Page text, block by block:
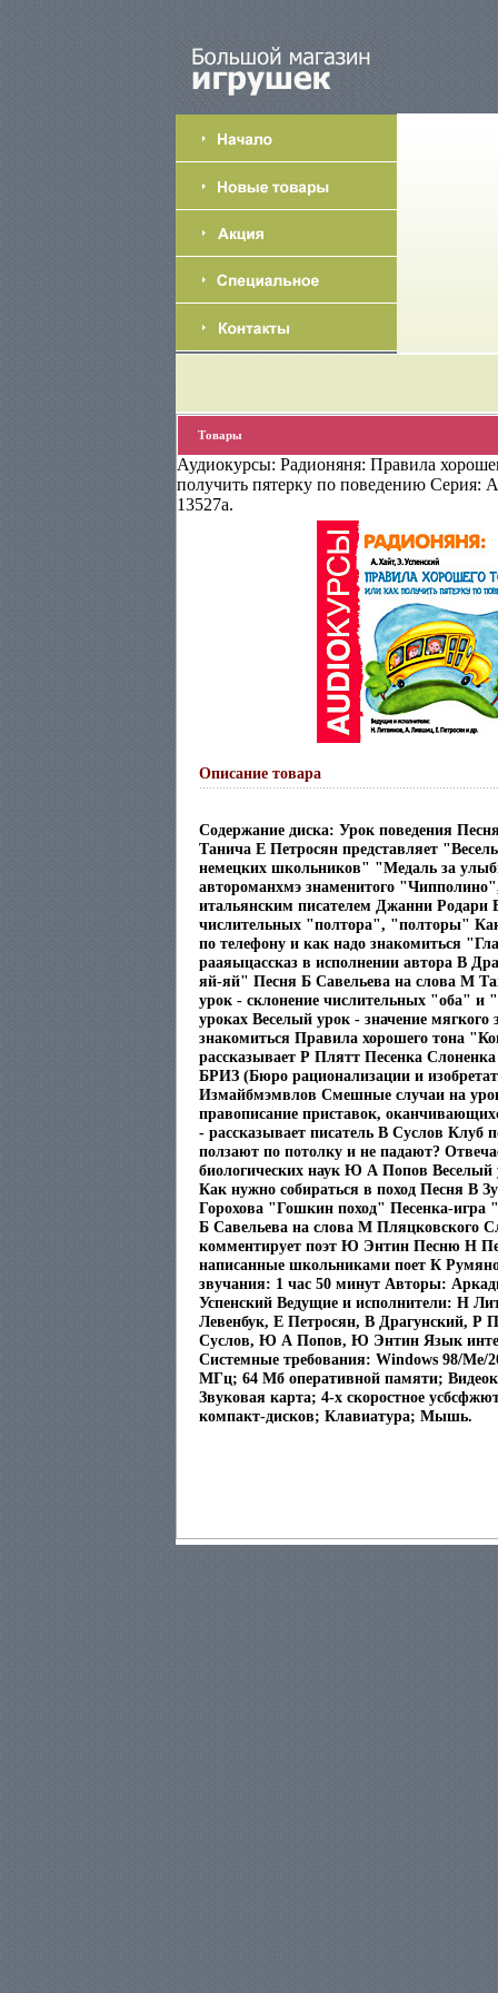
Товары
Аудиокурсы: Радионяня: Правила
получить пятерку по поведению Серия:
13527a.
Описание товара
Содержание диска: Урок поведения
Танича Е Петросян представляет
немецких школьников" "Медаль за
автороманхмэ знаменитого
итальянским писателем Джанни Родари
числительных "полтора", "полторы"
по телефону и как надо знакомиться
рааяыцассказ в исполнении автора В
яй-яй" Песня Б Савельева на слова М
урок - склонение числительных "оба"
уроках Веселый урок - значение мягкого
знакомиться Правила хорошего тона
рассказывает Р Плятт Песенка
БРИЗ (Бюро рационализации и
Измайбмэмвлов Смешные случаи на
правописание приставок,
- рассказывает писатель В Суслов Клуб
ползают по потолку и не падают?
биологических наук Ю А Попов Веселый
Как нужно собираться в поход Песня В
Горохова "Гошкин поход" Песенка-игра
Б Савельева на слова М Пляцковского
комментирует поэт Ю Энтин Песню Н
написанные школьниками поет К
звучания: 1 час 50 минут Авторы:
Успенский Ведущие и исполнители: Н
Левенбук, Е Петросян, В Драгунский, Р
Суслов, Ю А Попов, Ю Энтин Язык
Системные требования: Windows 98/Me/
МГц; 64 Мб оперативной памяти;
Звуковая карта; 4-х скоростное
компакт-дисков; Клавиатура; Мышь.